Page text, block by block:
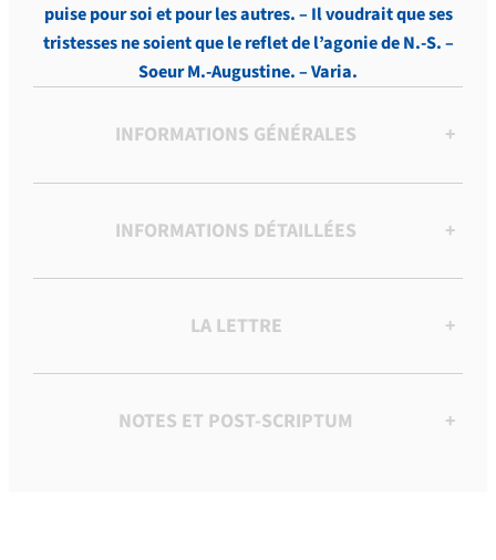
puise pour soi et pour les autres. – Il voudrait que ses
tristesses ne soient que le reflet de l’agonie de N.-S. –
Soeur M.-Augustine. – Varia.
INFORMATIONS GÉNÉRALES +
INFORMATIONS DÉTAILLÉES +
LA LETTRE +
NOTES ET POST-SCRIPTUM +